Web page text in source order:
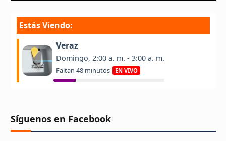
Síguenos en Facebook